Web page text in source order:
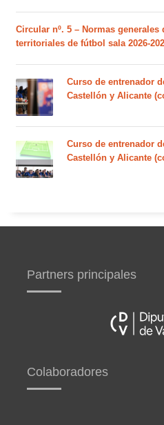
Circular nº. 5 – Normas
territoriales de fútbol sala 2026-
Curso de entrenador
Castellón y Alicante
Curso de entrenador
Castellón y Alicante
Partners principales
Colaboradores